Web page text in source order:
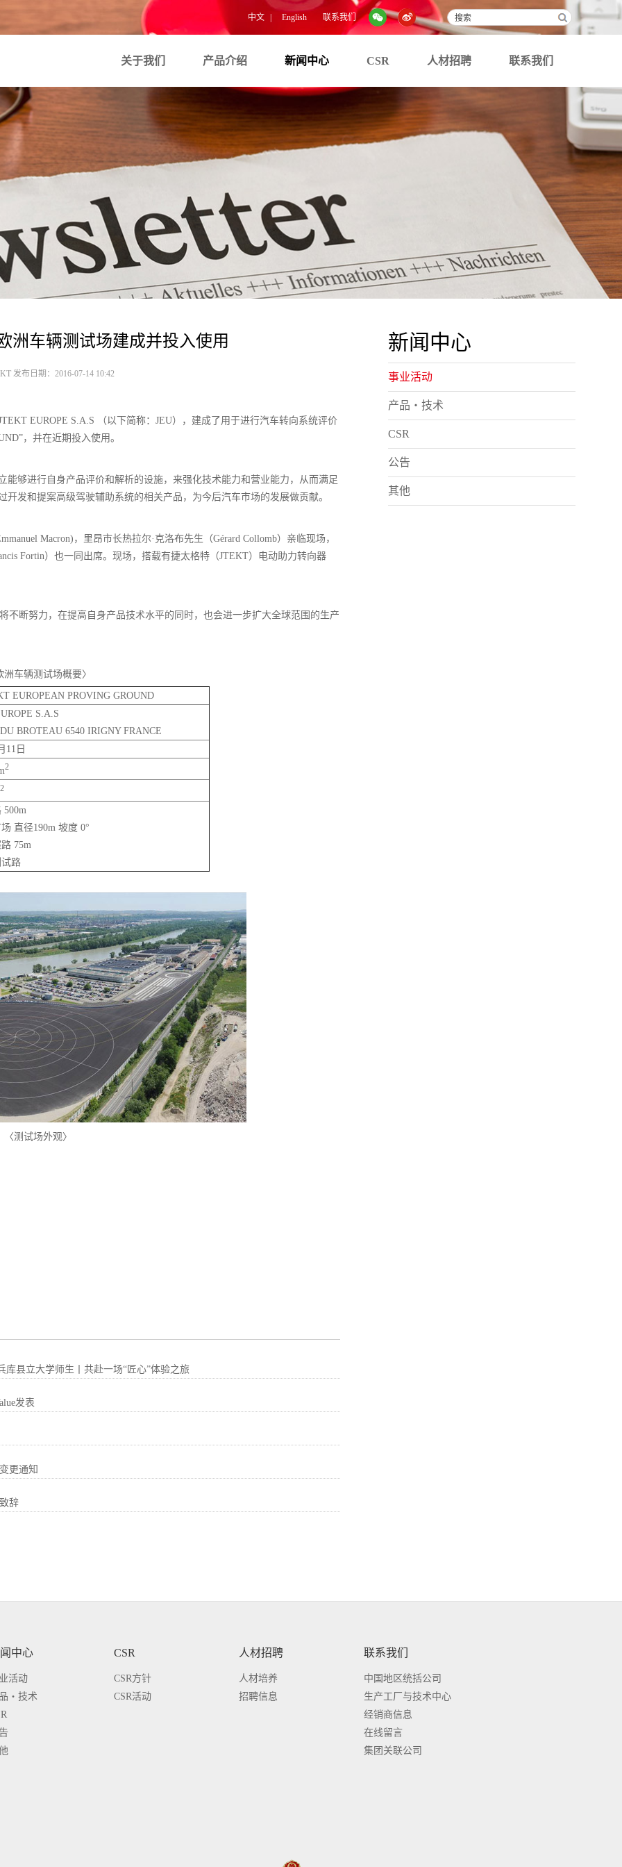
中文 English 联系我们
关于我们 产品介绍 新闻中心 CSR 人材招聘 联系我们
洲车辆测试场建成并投入使用
发布日期：2016-07-14 10:42
EUROPE S.A.S （以下简称：JEU），建成了用于进行汽车转向系统评价
，并在近期投入使用。
够进行自身产品评价和解析的设施，来强化技术能力和营业能力，从而满足
发和提案高级驾驶辅助系统的相关产品，为今后汽车市场的发展做贡献。
Macron)，里昂市长热拉尔·克洛布先生（Gérard Collomb）亲临现场，
Fortin）也一同出席。现场，搭载有捷太格特（JTEKT）电动助力转向器
不断努力，在提高自身产品技术水平的同时，也会进一步扩大全球范围的生产
洲车辆测试场概要〉
EUROPEAN PROVING GROUND
S.A.S
BROTEAU 6540 IRIGNY FRANCE
11日
2
2
直径190m 坡度 0°
75m
路
〈测试场外观〉
县立大学师生丨共赴一场“匠心”体验之旅
发表
更通知
辞
新闻中心
事业活动
产品・技术
CSR
公告
其他
中心
活动
・技术
CSR
CSR方针
CSR活动
人材招聘
人材培养
招聘信息
联系我们
中国地区统括公司
生产工厂与技术中心
经销商信息
在线留言
集团关联公司